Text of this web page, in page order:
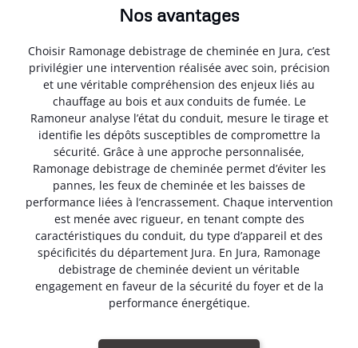
Nos avantages
Choisir Ramonage debistrage de cheminée en Jura, c’est
privilégier une intervention réalisée avec soin, précision
et une véritable compréhension des enjeux liés au
chauffage au bois et aux conduits de fumée. Le
Ramoneur analyse l’état du conduit, mesure le tirage et
identifie les dépôts susceptibles de compromettre la
sécurité. Grâce à une approche personnalisée,
Ramonage debistrage de cheminée permet d’éviter les
pannes, les feux de cheminée et les baisses de
performance liées à l’encrassement. Chaque intervention
est menée avec rigueur, en tenant compte des
caractéristiques du conduit, du type d’appareil et des
spécificités du département Jura. En Jura, Ramonage
debistrage de cheminée devient un véritable
engagement en faveur de la sécurité du foyer et de la
performance énergétique.